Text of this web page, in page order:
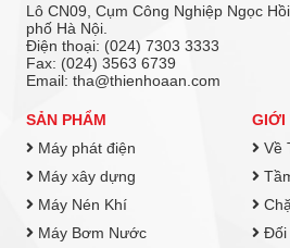
Lô CN09, Cụm Công Nghiệp Ngọc
phố Hà Nội.
Điện thoại: (024) 7303 3333
Fax: (024) 3563 6739
Email: tha@thienhoaan.com
SẢN PHẨM
Máy phát điện
Máy xây dựng
Máy Nén Khí
Máy Bơm Nước
GIỚI
Về
Đối